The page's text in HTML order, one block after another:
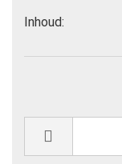
Inhoud: